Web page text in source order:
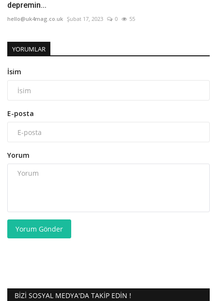
depremin...
hello@uk4mag.co.uk Şubat 17, 2023 0 55
YORUMLAR
İsim
E-posta
Yorum
Yorum Gönder
BIZI SOSYAL MEDYA'DA TAKIP EDIN !